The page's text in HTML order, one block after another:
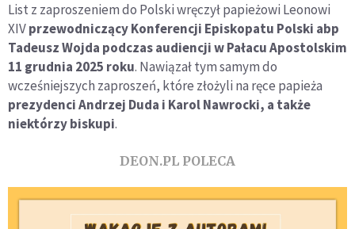
List z zaproszeniem do Polski wręczył papieżowi Leonowi
XIVprzewodniczący Konferencji Episkopatu Polski abp
Tadeusz Wojda podczas audiencji w Pałacu Apostolskim
11 grudnia 2025 roku. Nawiązał tym samym do
wcześniejszych zaproszeń, które złożyli na ręce papieża
prezydenci Andrzej Duda i Karol Nawrocki, a także
niektórzy biskupi.
DEON.PL POLECA